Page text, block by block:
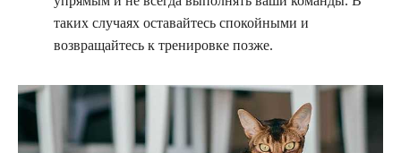
таких случаях оставайтесь спокойными и
возвращайтесь к тренировке позже.